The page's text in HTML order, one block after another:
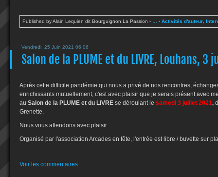
Published by Alain Lequien dit Bourguignon La Passion - - Activités d'auteur
Vendredi, 25 Juin 2021 06:06
Salon de la PLUME et du LIVRE, Louhans, 3
Après cette difficile pandémie qui nous a privé de nos rencontres,
enrichissants mutuellement, c'est avec plaisir que je serais présent avec
au Salon de la PLUME et du LIVRE se déroulant le samedi 3 juillet 2021,
Grenette.
Nous vous attendons avec plaisir.
Organisé par l'association Arcades en fête, l'entrée est libre / buvette sur
Voir les commentaires